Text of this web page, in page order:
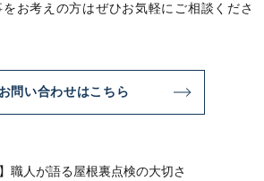
お考えの方はぜひお気軽にご相談くださ
お問い合わせはこちら
職人が語る屋根裏点検の大切さ